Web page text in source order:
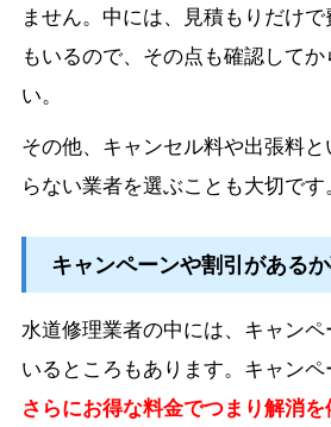
ません。中には、見積もりだけ
もいるので、その点も確認して
い。
その他、キャンセル料や出張料
らない業者を選ぶことも大切です。
キャンペーンや割引がある
水道修理業者の中には、キャン
いるところもあります。キャンペ
さらにお得な料金でつまり解消